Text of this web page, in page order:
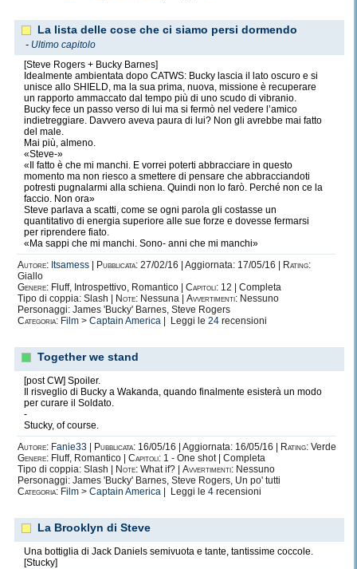
La lista delle cose che ci siamo persi dormendo
- Ultimo capitolo
[Steve Rogers + Bucky Barnes]
Idealmente ambientata dopo CATWS: Bucky lascia il lato oscuro e si
unisce allo SHIELD, ma la sua prima, nuova, missione è recuperare
un rapporto ammaccato dal tempo più di uno scudo di vibranio.
Bucky fece un passo verso di lui ma si fermò nel vedere l’amico
indietreggiare. Davvero aveva paura di lui? Non gli avrebbe mai fatto
del male.
Mai più, almeno.
«Steve-»
«Il fatto è che mi manchi. E vorrei poterti abbracciare in questo
momento ma non riesco a smettere di pensare che abbracciandoti
potresti pugnalarmi alla schiena. Quindi non lo farò. Perché non ce la
faccio. Non ora»
Steve parlava a scatti, come se ogni parola gli costasse un
quantitativo di energia superiore alle sue forze e dovesse fermarsi
per riprendere fiato.
«Ma sappi che mi manchi. Sono- anni che mi manchi»
Autore: Itsamess Pubblicata: 27/02/16 | Aggiornata: 17/05/16 |
Rating:
Giallo
Genere: Fluff, Introspettivo, Romantico | Capitoli: 12 | Completa
Tipo di coppia: Slash |
Note: Nessuna | Avvertimenti: Nessuno
Personaggi: James 'Bucky' Barnes, Steve Rogers
Categoria: Film > Captain America | Leggi le 24 recensioni
Together we stand
[post CW] Spoiler.
Il risveglio di Bucky a Wakanda, quando finalmente esisterà un modo
per curare il Soldato.
-
Stucky, of course.
Autore: Fanie33 Pubblicata: 16/05/16 | Aggiornata: 16/05/16 | Rating: Verde
Genere: Fluff, Romantico | Capitoli: 1 - One shot | Completa
Tipo di coppia: Slash |
Note: What if? | Avvertimenti: Nessuno
Personaggi: James 'Bucky' Barnes, Steve Rogers, Un po' tutti
Categoria: Film > Captain America | Leggi le 4 recensioni
La Brooklyn di Steve
Una bottiglia di Jack Daniels semivuota e tante, tantissime coccole.
[Stucky]